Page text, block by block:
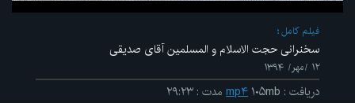
فیلم کامل
سخنرانی حجت الاسلام و المسلمین آقای صدیقی
۱۲ /مهر/ ۱۳۹۴
دریافت : mp۴ ۱۰۵mb مدت : ۲۹:۲۳